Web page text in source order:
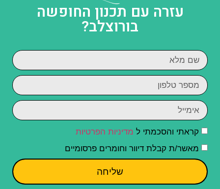
עזרה עם תכנון החופשה
בורוצלב?
קראתי והסכמתי ל מדיניות הפרטיות
מאשר/ת קבלת דיוור וחומרים פרסומיים
שליחה